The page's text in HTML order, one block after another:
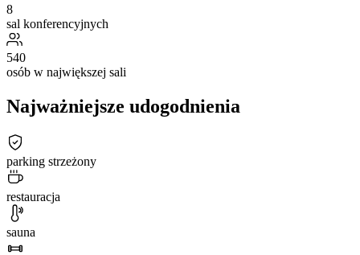
8
sal konferencyjnych
540
osób w największej sali
Najważniejsze udogodnienia
parking strzeżony
restauracja
sauna